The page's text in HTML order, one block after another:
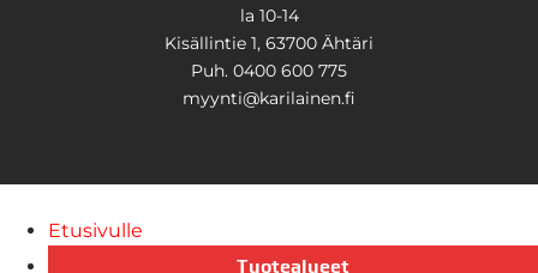
la 10-14
Kisällintie 1, 63700 Ähtäri
Puh. 0400 600 775
myynti@karilainen.fi
Etusivulle
Tuotealueet